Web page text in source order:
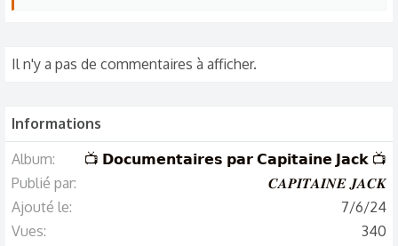
Il n'y a pas de commentaires à afficher.
Informations
Album
📺 𝗗𝗼𝗰𝘂𝗺𝗲𝗻𝘁𝗮𝗶𝗿𝗲𝘀 𝗽𝗮𝗿 𝗖𝗮𝗽𝗶𝘁𝗮𝗶𝗻𝗲 𝗝𝗮𝗰𝗸 📺
Publié par
𝑪𝑨𝑷𝑰𝑻𝑨𝑰𝑵𝑬 𝑱𝑨𝑪𝑲
Ajouté le
7/6/24
Vues
340